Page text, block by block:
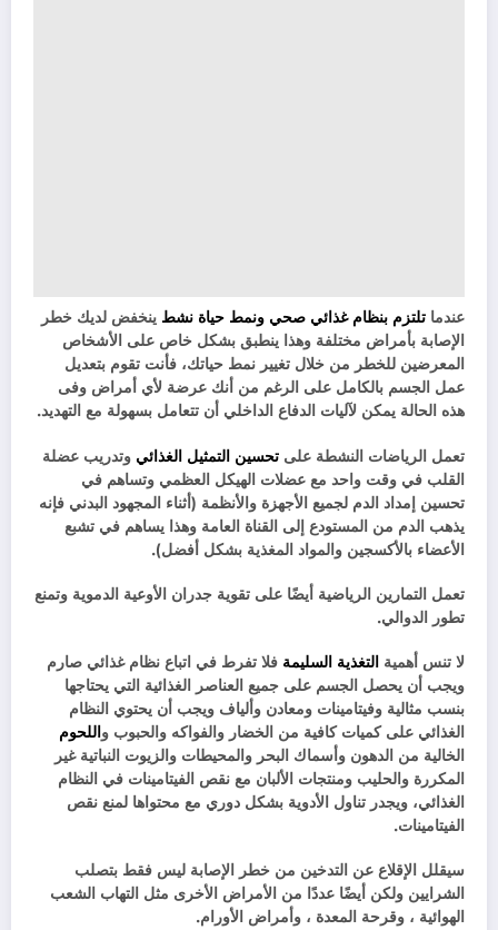
عندما تلتزم بنظام غذائي صحي ونمط حياة نشط ينخفض لديك ​​خطر
الإصابة بأمراض مختلفة وهذا ينطبق بشكل خاص على الأشخاص
المعرضين للخطر من خلال تغيير نمط حياتك، فأنت تقوم بتعديل
عمل الجسم بالكامل على الرغم من أنك عرضة لأي أمراض وفى
هذه الحالة يمكن لآليات الدفاع الداخلي أن تتعامل بسهولة مع التهديد.
تعمل الرياضات النشطة على تحسين التمثيل الغذائي وتدريب عضلة
القلب في وقت واحد مع عضلات الهيكل العظمي وتساهم في
تحسين إمداد الدم لجميع الأجهزة والأنظمة (أثناء المجهود البدني فإنه
يذهب الدم من المستودع إلى القناة العامة وهذا يساهم في تشبع
الأعضاء بالأكسجين والمواد المغذية بشكل أفضل).
تعمل التمارين الرياضية أيضًا على تقوية جدران الأوعية الدموية وتمنع
تطور الدوالي.
لا تنس أهمية التغذية السليمة فلا تفرط في اتباع نظام غذائي صارم
ويجب أن يحصل الجسم على جميع العناصر الغذائية التي يحتاجها
بنسب مثالية وفيتامينات ومعادن وألياف ويجب أن يحتوي النظام
الغذائي على كميات كافية من الخضار والفواكه والحبوب واللحوم
الخالية من الدهون وأسماك البحر والمحيطات والزيوت النباتية غير
المكررة والحليب ومنتجات الألبان مع نقص الفيتامينات في النظام
الغذائي، ويجدر تناول الأدوية بشكل دوري مع محتواها لمنع نقص
الفيتامينات.
سيقلل الإقلاع عن التدخين من خطر الإصابة ليس فقط بتصلب
الشرايين ولكن أيضًا عددًا من الأمراض الأخرى مثل التهاب الشعب
الهوائية ، وقرحة المعدة ، وأمراض الأورام.